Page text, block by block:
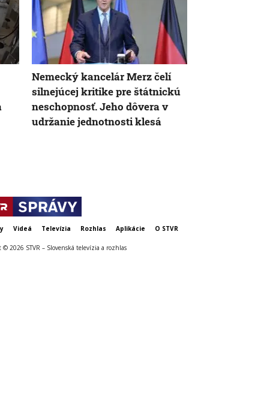
Nemecký kancelár Merz čelí
silnejúcej kritike pre štátnickú
neschopnosť. Jeho dôvera v
udržanie jednotnosti klesá
Videá Televízia Rozhlas Aplikácie O STVR
© 2026 STVR – Slovenská televízia a rozhlas